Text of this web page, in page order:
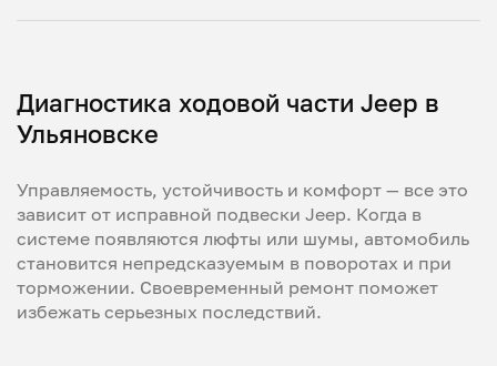
Диагностика ходовой части Jeep в
Ульяновске
Управляемость, устойчивость и комфорт — все это
зависит от исправной подвески Jeep. Когда в
системе появляются люфты или шумы, автомобиль
становится непредсказуемым в поворотах и при
торможении. Своевременный ремонт поможет
избежать серьезных последствий.